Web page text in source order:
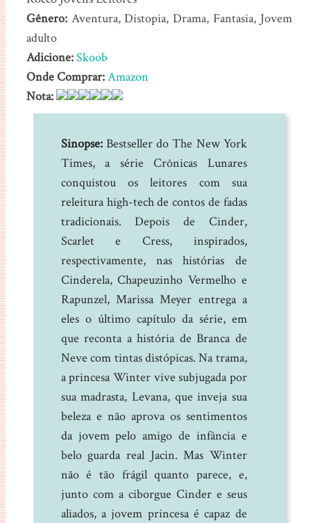
Gênero: Aventura, Distopia, Drama, Fantasia, Jovem
adulto
Adicione:Skoob
Onde Comprar:Amazon
Nota:
Sinopse:Bestseller do The New York
Times, a série Crônicas Lunares
conquistou os leitores com sua
releitura high-tech de contos de fadas
tradicionais. Depois de Cinder,
Scarlet e Cress, inspirados,
respectivamente, nas histórias de
Cinderela, Chapeuzinho Vermelho e
Rapunzel, Marissa Meyer entrega a
eles o último capítulo da série, em
que reconta a história de Branca de
Neve com tintas distópicas. Na trama,
a princesa Winter vive subjugada por
sua madrasta, Levana, que inveja sua
beleza e não aprova os sentimentos
da jovem pelo amigo de infância e
belo guarda real Jacin. Mas Winter
não é tão frágil quanto parece, e,
junto com a ciborgue Cinder e seus
aliados, a jovem princesa é capaz de